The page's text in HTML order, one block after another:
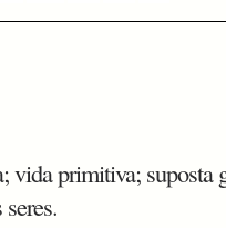
vida primitiva; suposta